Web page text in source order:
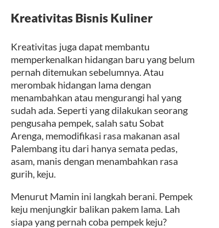
Kreativitas Bisnis Kuliner
Kreativitas juga dapat membantu
memperkenalkan hidangan baru yang belum
pernah ditemukan sebelumnya. Atau
merombak hidangan lama dengan
menambahkan atau mengurangi hal yang
sudah ada. Seperti yang dilakukan seorang
pengusaha pempek, salah satu Sobat
Arenga, memodifikasi rasa makanan asal
Palembang itu dari hanya semata pedas,
asam, manis dengan menambahkan rasa
gurih, keju.
Menurut Mamin ini langkah berani. Pempek
keju menjungkir balikan pakem lama. Lah
siapa yang pernah coba pempek keju?